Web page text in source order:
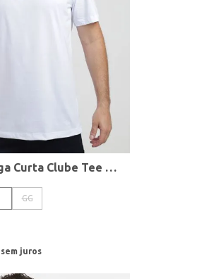
Camiseta Manga Curta Clube Tee Nike Masculina BRANCO
GG